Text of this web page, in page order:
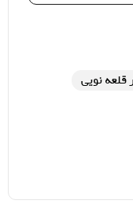
قلعه نویی